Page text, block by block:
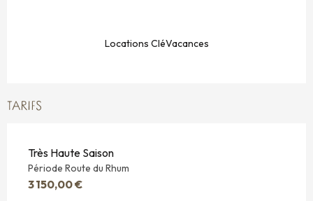
Locations CléVacances
TARIFS
Très Haute Saison
Période Route du Rhum
3 150,00 €